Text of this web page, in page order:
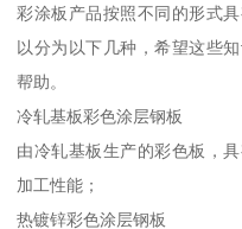
彩涂板产品按照不同的形式
以分为以下几种，希望这些
帮助。
冷轧基板彩色涂层钢板
由冷轧基板生产的彩色板，
加工性能；
热镀锌彩色涂层钢板